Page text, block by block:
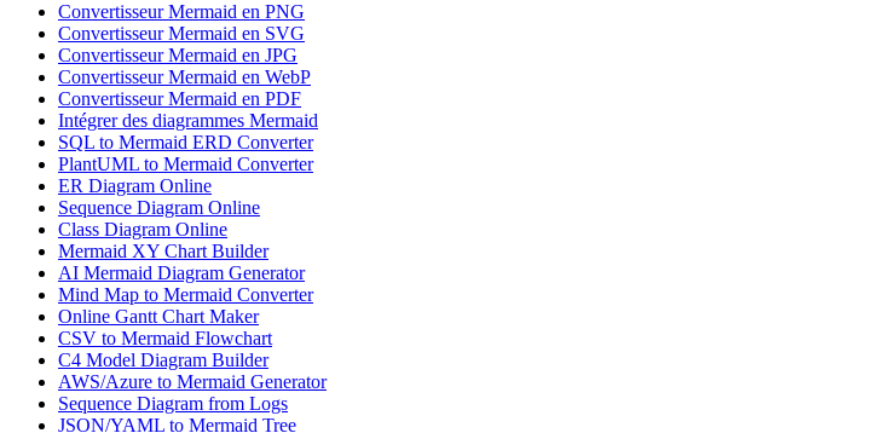
Convertisseur Mermaid en PNG
Convertisseur Mermaid en SVG
Convertisseur Mermaid en JPG
Convertisseur Mermaid en WebP
Convertisseur Mermaid en PDF
Intégrer des diagrammes Mermaid
SQL to Mermaid ERD Converter
PlantUML to Mermaid Converter
ER Diagram Online
Sequence Diagram Online
Class Diagram Online
Mermaid XY Chart Builder
AI Mermaid Diagram Generator
Mind Map to Mermaid Converter
Online Gantt Chart Maker
CSV to Mermaid Flowchart
C4 Model Diagram Builder
AWS/Azure to Mermaid Generator
Sequence Diagram from Logs
JSON/YAML to Mermaid Tree